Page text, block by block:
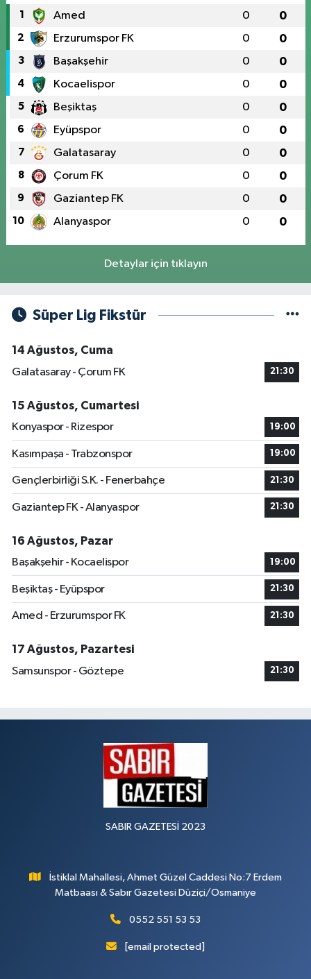
1 Amed 0 0
2 Erzurumspor FK 0 0
3 Başakşehir 0 0
4 Kocaelispor 0 0
5 Beşiktaş 0 0
6 Eyüpspor 0 0
7 Galatasaray 0 0
8 Çorum FK 0 0
9 Gaziantep FK 0 0
10 Alanyaspor 0 0
Detaylar için tıklayın
Süper Lig Fikstür
14 Ağustos, Cuma
Galatasaray - Çorum FK
21:30
15 Ağustos, Cumartesi
Konyaspor - Rizespor
19:00
Kasımpaşa - Trabzonspor 19:00
Gençlerbirliği S.K. - Fenerbahçe 21:30
Gaziantep FK - Alanyaspor 21:30
16 Ağustos, Pazar
Başakşehir - Kocaelispor
19:00
Beşiktaş - Eyüpspor 21:30
Amed - Erzurumspor FK 21:30
17 Ağustos, Pazartesi
Samsunspor - Göztepe
21:30
SABIR GAZETESİ 2023
İstiklal Mahallesi, Ahmet Güzel Caddesi No:7 Erdem
Matbaası & Sabır Gazetesi Düziçi/Osmaniye
0552 551 53 53
[email protected]